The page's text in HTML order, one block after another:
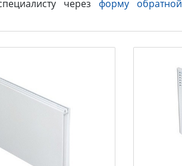
через форму обратной